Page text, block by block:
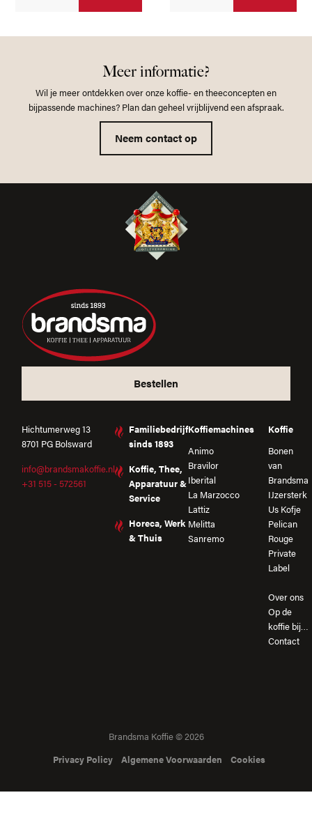
Meer informatie?
Wil je meer ontdekken over onze koffie- en theeconcepten en
bijpassende machines? Plan dan geheel vrijblijvend een afspraak.
Neem contact op
Bestellen
Hichtumerweg 13
8701 PG Bolsward
info@brandsmakoffie.nl
+31 515 - 572561
Familiebedrijf
sinds 1893
Koffie, Thee,
Apparatuur &
Service
Horeca, Werk
& Thuis
Koffiemachines
Animo
Bravilor
Iberital
La Marzocco
Lattiz
Melitta
Sanremo
Koffie
Bonen
van
Brandsma
IJzersterk
Us Kofje
Pelican
Rouge
Private
Label
Over ons
Op de
koffie bij…
Contact
Brandsma Koffie © 2026
Privacy Policy
Algemene Voorwaarden Cookies